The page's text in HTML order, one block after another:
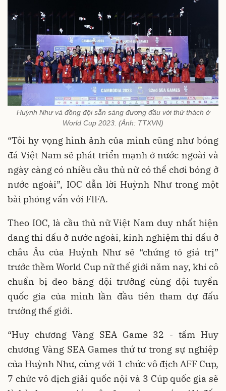
Huỳnh Như và đồng đội sẵn sàng đương đầu với thử thách ở
World Cup 2023. (Ảnh: TTXVN)
“Tôi hy vọng hình ảnh của mình cũng như bóng
đá Việt Nam sẽ phát triển mạnh ở nước ngoài và
ngày càng có nhiều cầu thủ nữ có thể chơi bóng ở
nước ngoài”, IOC dẫn lời Huỳnh Như trong một
bài phỏng vấn với FIFA.
Theo IOC, là cầu thủ nữ Việt Nam duy nhất hiện
đang thi đấu ở nước ngoài, kinh nghiệm thi đấu ở
châu Âu của Huỳnh Như sẽ “chứng tỏ giá trị”
trước thềm World Cup nữ thế giới năm nay, khi cô
chuẩn bị đeo băng đội trưởng cùng đội tuyển
quốc gia của mình lần đầu tiên tham dự đấu
trường thế giới.
“Huy chương Vàng SEA Game 32 - tấm Huy
chương Vàng SEA Games thứ tư trong sự nghiệp
của Huỳnh Như, cùng với 1 chức vô địch AFF Cup,
7 chức vô địch giải quốc nội và 3 Cúp quốc gia sẽ